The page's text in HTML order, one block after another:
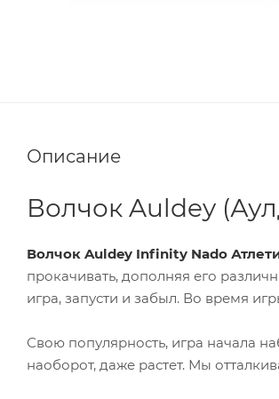
Описание
Волчок Auldey
Волчок Auldey Infinity Nado
прокачивать, дополняя его
игра, запусти и забыл. Во время
Свою популярность, игра начала
наоборот, даже растет. Мы